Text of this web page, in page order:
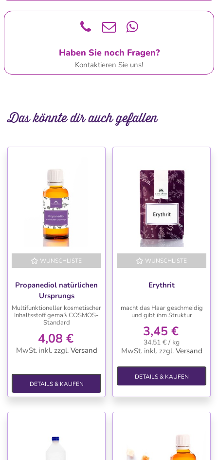
Haben Sie noch Fragen?
Kontaktieren Sie uns!
Das könnte dir auch gefallen
WUNSCHLISTE
Propanediol natürlichen
Ursprungs
Multifunktioneller kosmetischer
Inhaltsstoff gemäß COSMOS-
Standard
4,08 €
MwSt. inkl. zzgl. Versand
DETAILS & KAUFEN
WUNSCHLISTE
Erythrit
macht das Haar geschmeidig
und gibt ihm Struktur
3,45 €
34,51 € / kg
MwSt. inkl. zzgl. Versand
DETAILS & KAUFEN